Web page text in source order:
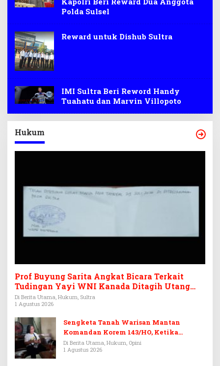
Polda Sulsel
Reward untuk Dishub Sultra
IMI Sultra Beri Reword Handy
Tuahatu dan Marvin Villopoto
Hukum
Prof Buyung Sarita Angkat Bicara Terkait
Tudingan Yayi WNI Kanada Ditagih Utang
Rp3,6 Miliar
Di Berita Utama, Hukum, Sultra
1 Agustus 2026
Sengketa Tanah Warisan Mantan
Komandan Korem 143/HO, Ketika
Warisan Menjadi Arena Pemerasan
Di Berita Utama, Hukum, Opini
1 Agustus 2026